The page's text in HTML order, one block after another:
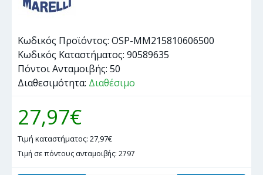
Κωδικός Προϊόντος: OSP-MM215810606500
Κωδικός Καταστήματος: 90589635
Πόντοι Ανταμοιβής: 50
Διαθεσιμότητα: Διαθέσιμο
27,97€
Τιμή καταστήματος: 27,97€
Τιμή σε πόντους ανταμοιβής: 2797